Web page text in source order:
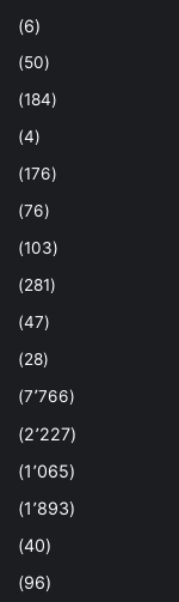
(6)
(50)
(184)
(4)
(176)
(76)
(103)
(281)
(47)
(28)
(7٬766)
(2٬227)
(1٬065)
(1٬893)
(40)
(96)